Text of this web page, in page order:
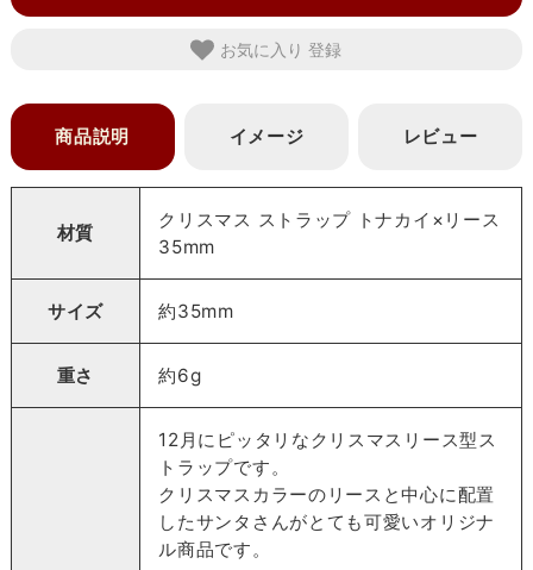
お気に入り
商品説明 イメージ レビュー
材質
クリスマス ストラップ トナカイ×リース
35mm
サイズ 約35mm
重さ 約6g
12月にピッタリなクリスマスリース型ス
トラップです。
クリスマスカラーのリースと中心に配置
したサンタさんがとても可愛いオリジナ
ル商品です。